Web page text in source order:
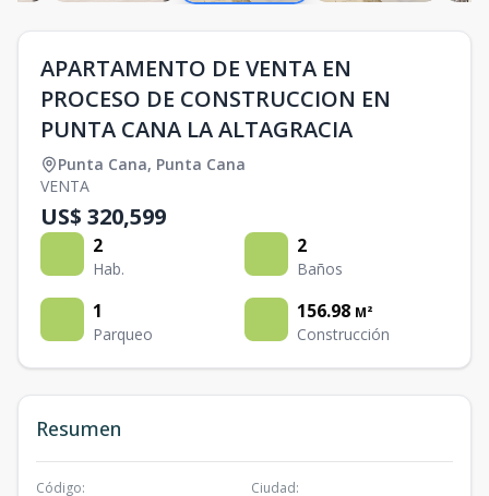
APARTAMENTO DE VENTA EN
PROCESO DE CONSTRUCCION EN
PUNTA CANA LA ALTAGRACIA
Punta Cana, Punta Cana
VENTA
US$ 320,599
2
Hab.
2
Baños
1
Parqueo
156.98 M²
Construcción
Resumen
Código: Ciudad: